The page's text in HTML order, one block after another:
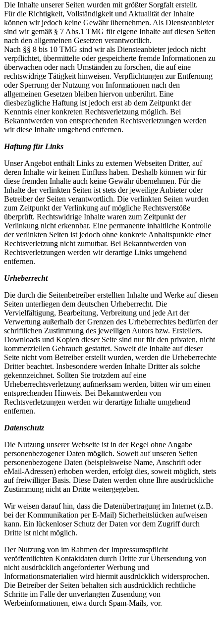
Die Inhalte unserer Seiten wurden mit größter Sorgfalt erstellt.
Für die Richtigkeit, Vollständigkeit und Aktualität der Inhalte
können wir jedoch keine Gewähr übernehmen. Als Diensteanbieter
sind wir gemäß § 7 Abs.1 TMG für eigene Inhalte auf diesen Seiten
nach den allgemeinen Gesetzen verantwortlich.
Nach §§ 8 bis 10 TMG sind wir als Diensteanbieter jedoch nicht
verpflichtet, übermittelte oder gespeicherte fremde Informationen zu
überwachen oder nach Umständen zu forschen, die auf eine
rechtswidrige Tätigkeit hinweisen. Verpflichtungen zur Entfernung
oder Sperrung der Nutzung von Informationen nach den
allgemeinen Gesetzen bleiben hiervon unberührt. Eine
diesbezügliche Haftung ist jedoch erst ab dem Zeitpunkt der
Kenntnis einer konkreten Rechtsverletzung möglich. Bei
Bekanntwerden von entsprechenden Rechtsverletzungen werden
wir diese Inhalte umgehend entfernen.
Haftung für Links
Unser Angebot enthält Links zu externen Webseiten Dritter, auf
deren Inhalte wir keinen Einfluss haben. Deshalb können wir für
diese fremden Inhalte auch keine Gewähr übernehmen. Für die
Inhalte der verlinkten Seiten ist stets der jeweilige Anbieter oder
Betreiber der Seiten verantwortlich. Die verlinkten Seiten wurden
zum Zeitpunkt der Verlinkung auf mögliche Rechtsverstöße
überprüft. Rechtswidrige Inhalte waren zum Zeitpunkt der
Verlinkung nicht erkennbar. Eine permanente inhaltliche Kontrolle
der verlinkten Seiten ist jedoch ohne konkrete Anhaltspunkte einer
Rechtsverletzung nicht zumutbar. Bei Bekanntwerden von
Rechtsverletzungen werden wir derartige Links umgehend
entfernen.
Urheberrecht
Die durch die Seitenbetreiber erstellten Inhalte und Werke auf diesen
Seiten unterliegen dem deutschen Urheberrecht. Die
Vervielfältigung, Bearbeitung, Verbreitung und jede Art der
Verwertung außerhalb der Grenzen des Urheberrechtes bedürfen der
schriftlichen Zustimmung des jeweiligen Autors bzw. Erstellers.
Downloads und Kopien dieser Seite sind nur für den privaten, nicht
kommerziellen Gebrauch gestattet. Soweit die Inhalte auf dieser
Seite nicht vom Betreiber erstellt wurden, werden die Urheberrechte
Dritter beachtet. Insbesondere werden Inhalte Dritter als solche
gekennzeichnet. Sollten Sie trotzdem auf eine
Urheberrechtsverletzung aufmerksam werden, bitten wir um einen
entsprechenden Hinweis. Bei Bekanntwerden von
Rechtsverletzungen werden wir derartige Inhalte umgehend
entfernen.
Datenschutz
Die Nutzung unserer Webseite ist in der Regel ohne Angabe
personenbezogener Daten möglich. Soweit auf unseren Seiten
personenbezogene Daten (beispielsweise Name, Anschrift oder
eMail-Adressen) erhoben werden, erfolgt dies, soweit möglich, stets
auf freiwilliger Basis. Diese Daten werden ohne Ihre ausdrückliche
Zustimmung nicht an Dritte weitergegeben.
Wir weisen darauf hin, dass die Datenübertragung im Internet (z.B.
bei der Kommunikation per E-Mail) Sicherheitslücken aufweisen
kann. Ein lückenloser Schutz der Daten vor dem Zugriff durch
Dritte ist nicht möglich.
Der Nutzung von im Rahmen der Impressumspflicht
veröffentlichten Kontaktdaten durch Dritte zur Übersendung von
nicht ausdrücklich angeforderter Werbung und
Informationsmaterialien wird hiermit ausdrücklich widersprochen.
Die Betreiber der Seiten behalten sich ausdrücklich rechtliche
Schritte im Falle der unverlangten Zusendung von
Werbeinformationen, etwa durch Spam-Mails, vor.